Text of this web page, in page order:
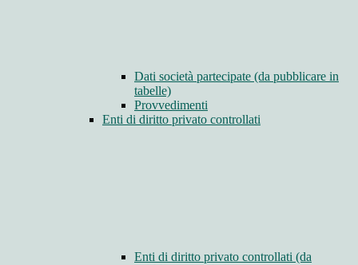
Dati società partecipate (da pubblicare in
tabelle)
Provvedimenti
Enti di diritto privato controllati
Enti di diritto privato controllati (da